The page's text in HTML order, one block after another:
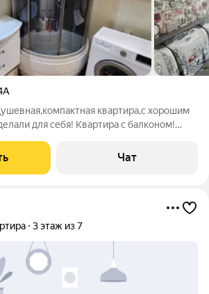
квартира,с хорошим
для себя! Квартира с балконом!
При продаже остается
Чат
3 этаж из 7